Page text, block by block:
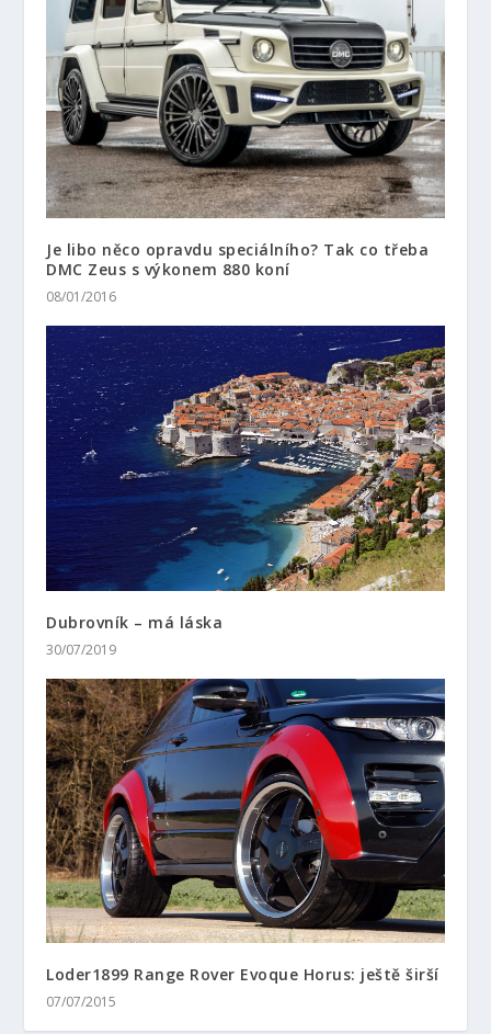
Je libo něco opravdu speciálního? Tak co třeba
DMC Zeus s výkonem 880 koní
08/01/2016
Dubrovník – má láska
30/07/2019
Loder1899 Range Rover Evoque Horus: ještě širší
07/07/2015